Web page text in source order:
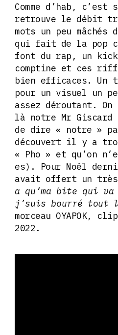
Comme d’hab, c’est
retrouve le débit
mots un peu mâchés
qui fait de la pop
font du rap, un
comptine et ces
bien efficaces. Un
pour un visuel un
assez déroutant.
là notre Mr
de dire « notre »
découvert il y a
« Pho » et qu’on
es). Pour Noël
avait offert un
a qu’ma bite qui va
j’suis bourré tout
morceau OYAPOK,
2022.